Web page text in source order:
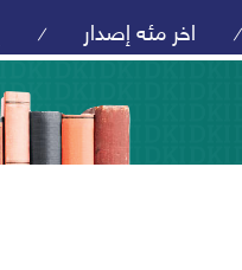
/ اخر مئه إصدار /